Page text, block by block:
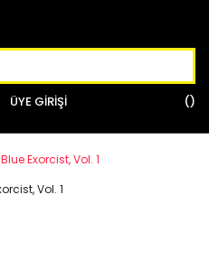
ÜYE GİRİŞİ
Blue Exorcist, Vol. 1